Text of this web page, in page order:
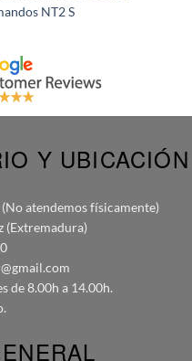
NT2 S
Y UBICACIÓN
atendemos físicamente)
(Extremadura)
de 8.00h a 14.00h.